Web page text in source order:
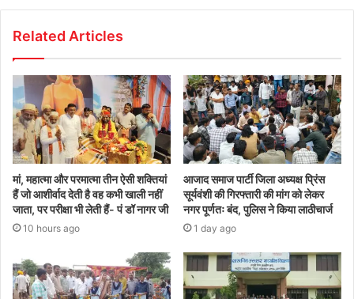
Related Articles
मां, महात्मा और परमात्मा तीन ऐसी शक्तियां
हैं जो आशीर्वाद देती है वह कभी खाली नहीं
जाता, पर परीक्षा भी लेती हैं- पं डॉ नागर जी
10 hours ago
आजाद समाज पार्टी जिला अध्यक्ष प्रिंस
सूर्यवंशी की गिरफ्तारी की मांग को लेकर
नगर पूर्णतः बंद, पुलिस ने किया लाठीचार्ज
1 day ago